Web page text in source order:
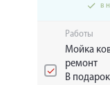
в
Работы
Мойка
ремонт
В